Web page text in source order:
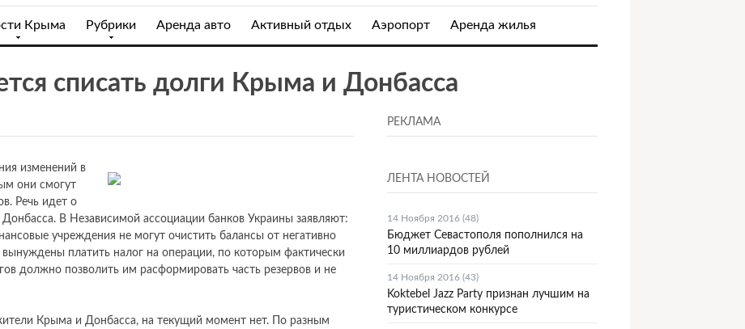
Крыма Рубрики Аренда авто Активный отдых Аэропорт Аренда жилья
списать долги Крыма и Донбасса
изменений в
они смогут
Речь идет о
В Независимой ассоциации банков Украины заявляют:
учреждения не могут очистить балансы от негативно
платить налог на операции, по которым фактически
должно позволить им расформировать часть резервов и не
Крыма и Донбасса, на текущий момент нет. По разным
РЕКЛАМА
ЛЕНТА НОВОСТЕЙ
14 Ноября 2016 (48)
Бюджет Севастополя пополнился на
10 миллиардов рублей
14 Ноября 2016 (43)
Koktebel Jazz Party признан лучшим на
туристическом конкурсе